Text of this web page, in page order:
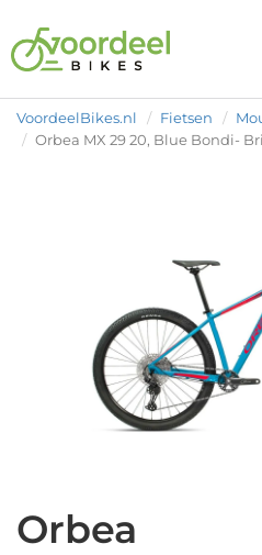
VoordeelBikes.nl Fietsen
Orbea MX 29 20, Blue Bondi-
Orbea